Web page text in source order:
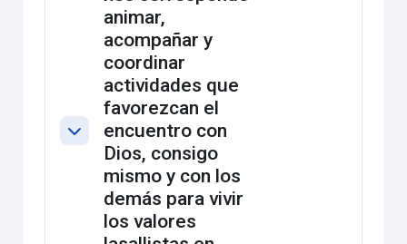
Colapsar
animar,
acompañar y
coordinar
actividades que
favorezcan el
encuentro con
Dios, consigo
mismo y con los
demás para vivir
los valores